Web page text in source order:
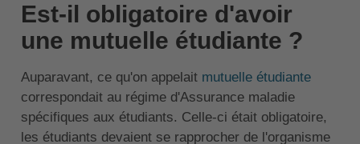
Est-il obligatoire d'avoir
une mutuelle étudiante ?
Auparavant, ce qu'on appelait mutuelle étudiante
correspondait au régime d'Assurance maladie
spécifiques aux étudiants. Celle-ci était obligatoire,
les étudiants devaient se rapprocher de l'organisme